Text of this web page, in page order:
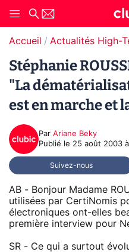
Accueil Actualités High-
Stéphanie
"La
est en marche et
Par Ariane Beky
Publié le 25 août 2003
Suivez-nous
AB - Bonjour Madame
utilisées par CertiNomis
électroniques ont-elles
première interview pour
SR - Ce qui a surtout